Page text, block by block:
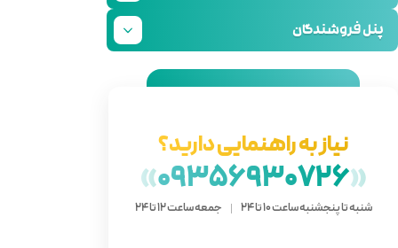
»
ساعت 12 تا 24